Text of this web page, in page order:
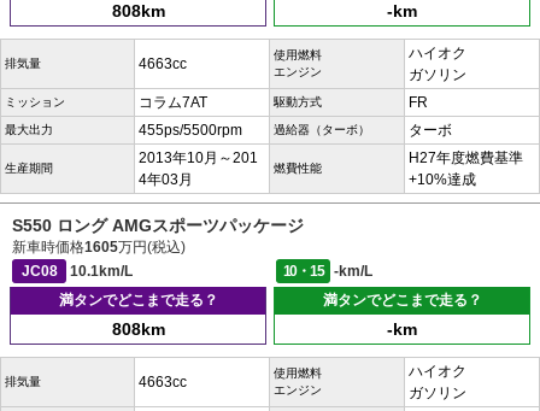
808km -km
排気量 4663cc
使用燃料
エンジン
ハイオク
ガソリン
ミッション コラム7AT 駆動方式 FR
最大出力 455ps/5500rpm 過給器（ターボ） ターボ
生産期間
2013年10月～201
4年03月
燃費性能
H27年度燃費基準
+10%達成
S550 ロング AMGスポーツパッケージ
新車時価格1605万円(税込)
JC08
10.1km/L 10・15
-km/L
満タンでどこまで走る？
808km
満タンでどこまで走る？
-km
排気量 4663cc
使用燃料
エンジン
ハイオク
ガソリン